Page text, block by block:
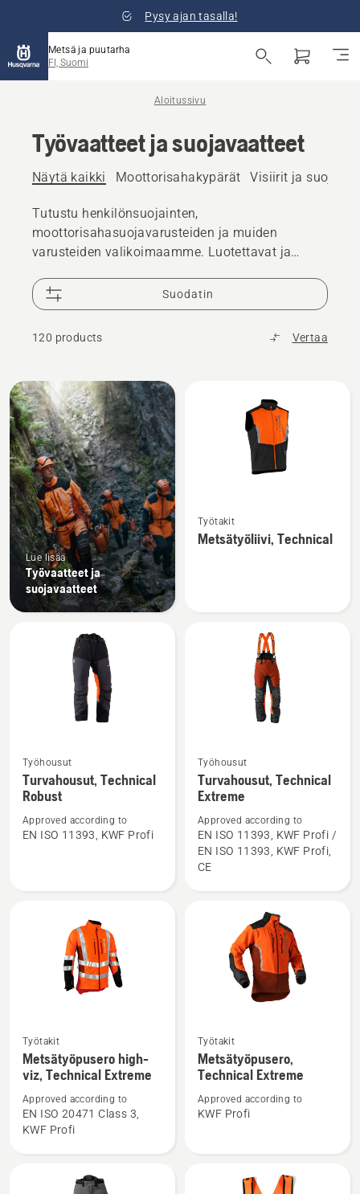
Pysy ajan tasalla!
Metsä ja puutarha
FI, Suomi
Aloitussivu
Työvaatteet ja suojavaatteet
Näytä kaikki Moottorisahakypärät Visiirit ja
Tutustu henkilönsuojainten,
moottorisahasuojavarusteiden ja muiden
varusteiden valikoimaamme. Luotettavat ja
valmis kaikkiin haasteisiin.
Suodatin
120 products Vertaa
Kaikki
tuotteet
Lue lisää
Työvaatteet ja
suojavaatteet
lisätietoja
tuotteesta
Työtakit
Metsätyöliivi, Technical
Katso
lisätietoja
tuotteesta
Turvahousut,
Technical
Työhousut
Turvahousut, Technical
Robust
Approved according to
EN ISO 11393, KWF Profi
Katso
lisätietoja
tuotteesta
Turvahousut,
Technical
Extreme
Työhousut
Turvahousut, Technical
Extreme
Approved according to
EN ISO 11393, KWF Profi /
EN ISO 11393, KWF Profi,
CE
Katso
lisätietoja
tuotteesta
Metsätyöpusero
high-
viz,
Työtakit
Metsätyöpusero high-
viz, Technical Extreme
Approved according to
EN ISO 20471 Class 3,
KWF Profi
Katso
lisätietoja
tuotteesta
Metsätyöpusero,
Technical
Työtakit
Metsätyöpusero,
Technical Extreme
Approved according to
KWF Profi